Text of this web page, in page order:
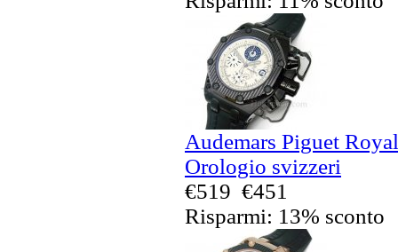
Audemars Piguet
Orologio svizzeri
€519 €451
Risparmi: 13% sconto